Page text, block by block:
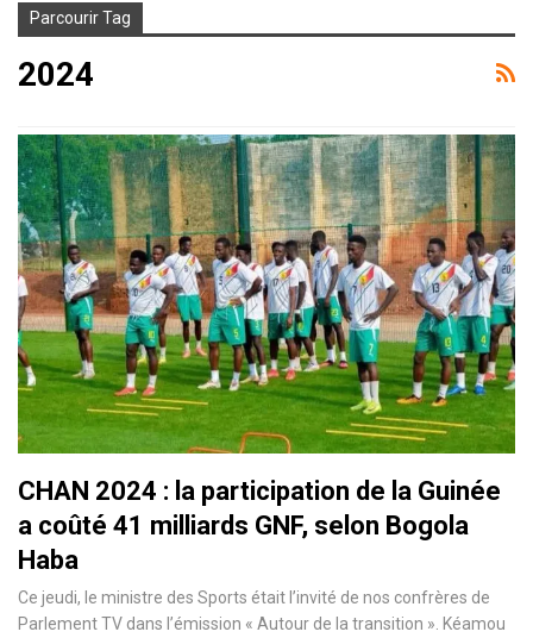
Parcourir Tag
2024
CHAN 2024 : la participation de la Guinée
a coûté 41 milliards GNF, selon Bogola
Haba
Ce jeudi, le ministre des Sports était l’invité de nos confrères de
Parlement TV dans l’émission « Autour de la transition ». Kéamou